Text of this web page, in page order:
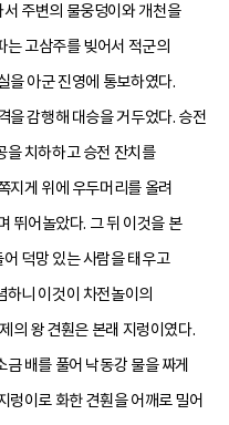
주변의 물웅덩이와 개천을
고삼주를 빚어서 적군의
을 아군 진영에 통보하였다.
을 감행해 대승을 거두었다. 승전
을 치하하고 승전 잔치를
지게 위에 우두머리를 올려
뛰어놀았다. 그 뒤 이것을 본
덕망 있는 사람을 태우고
니 이것이 차전놀이의
의 왕 견훤은 본래 지렁이였다.
배를 풀어 낙동강 물을 짜게
렁이로 화한 견훤을 어깨로 밀어